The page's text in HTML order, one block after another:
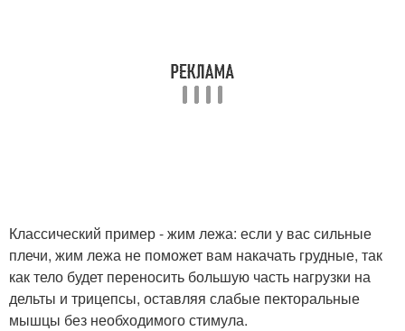
Классический пример - жим лежа: если у вас сильные
плечи, жим лежа не поможет вам накачать грудные, так
как тело будет переносить большую часть нагрузки на
дельты и трицепсы, оставляя слабые пекторальные
мышцы без необходимого стимула.